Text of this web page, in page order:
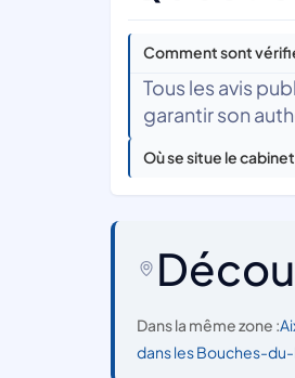
Comment sont
Tous les avis
garantir son
Où se situe le
Dans la même zone :
dans les Bouches-